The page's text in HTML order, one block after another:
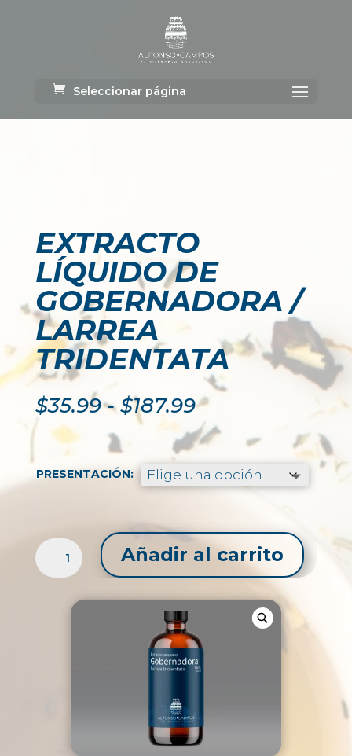
Seleccionar página
EXTRACTO
LÍQUIDO DE
GOBERNADORA /
LARREA
TRIDENTATA
$35.99 - $187.99Rango
de
precios:
desde
$35.99
hasta
PRESENTACIÓN:
EXTRACTO
LÍQUIDO
GOBERNADORA
Añadir al carrito